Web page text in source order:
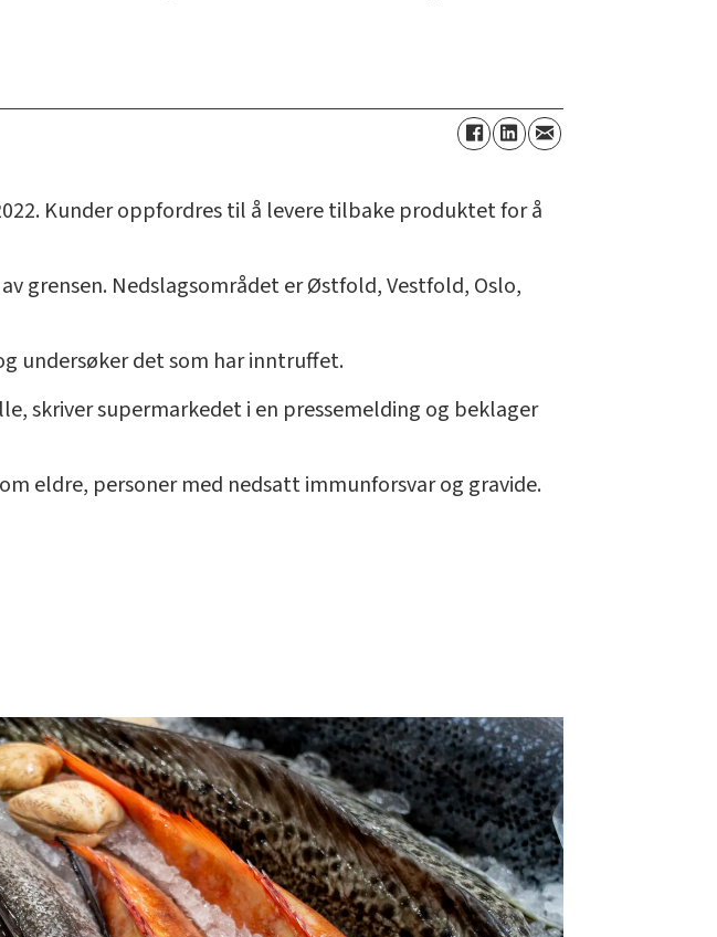
Kunder oppfordres til å levere tilbake produktet for å
grensen. Nedslagsområdet er Østfold, Vestfold, Oslo,
undersøker det som har inntruffet.
skriver supermarkedet i en pressemelding og beklager
eldre, personer med nedsatt immunforsvar og gravide.